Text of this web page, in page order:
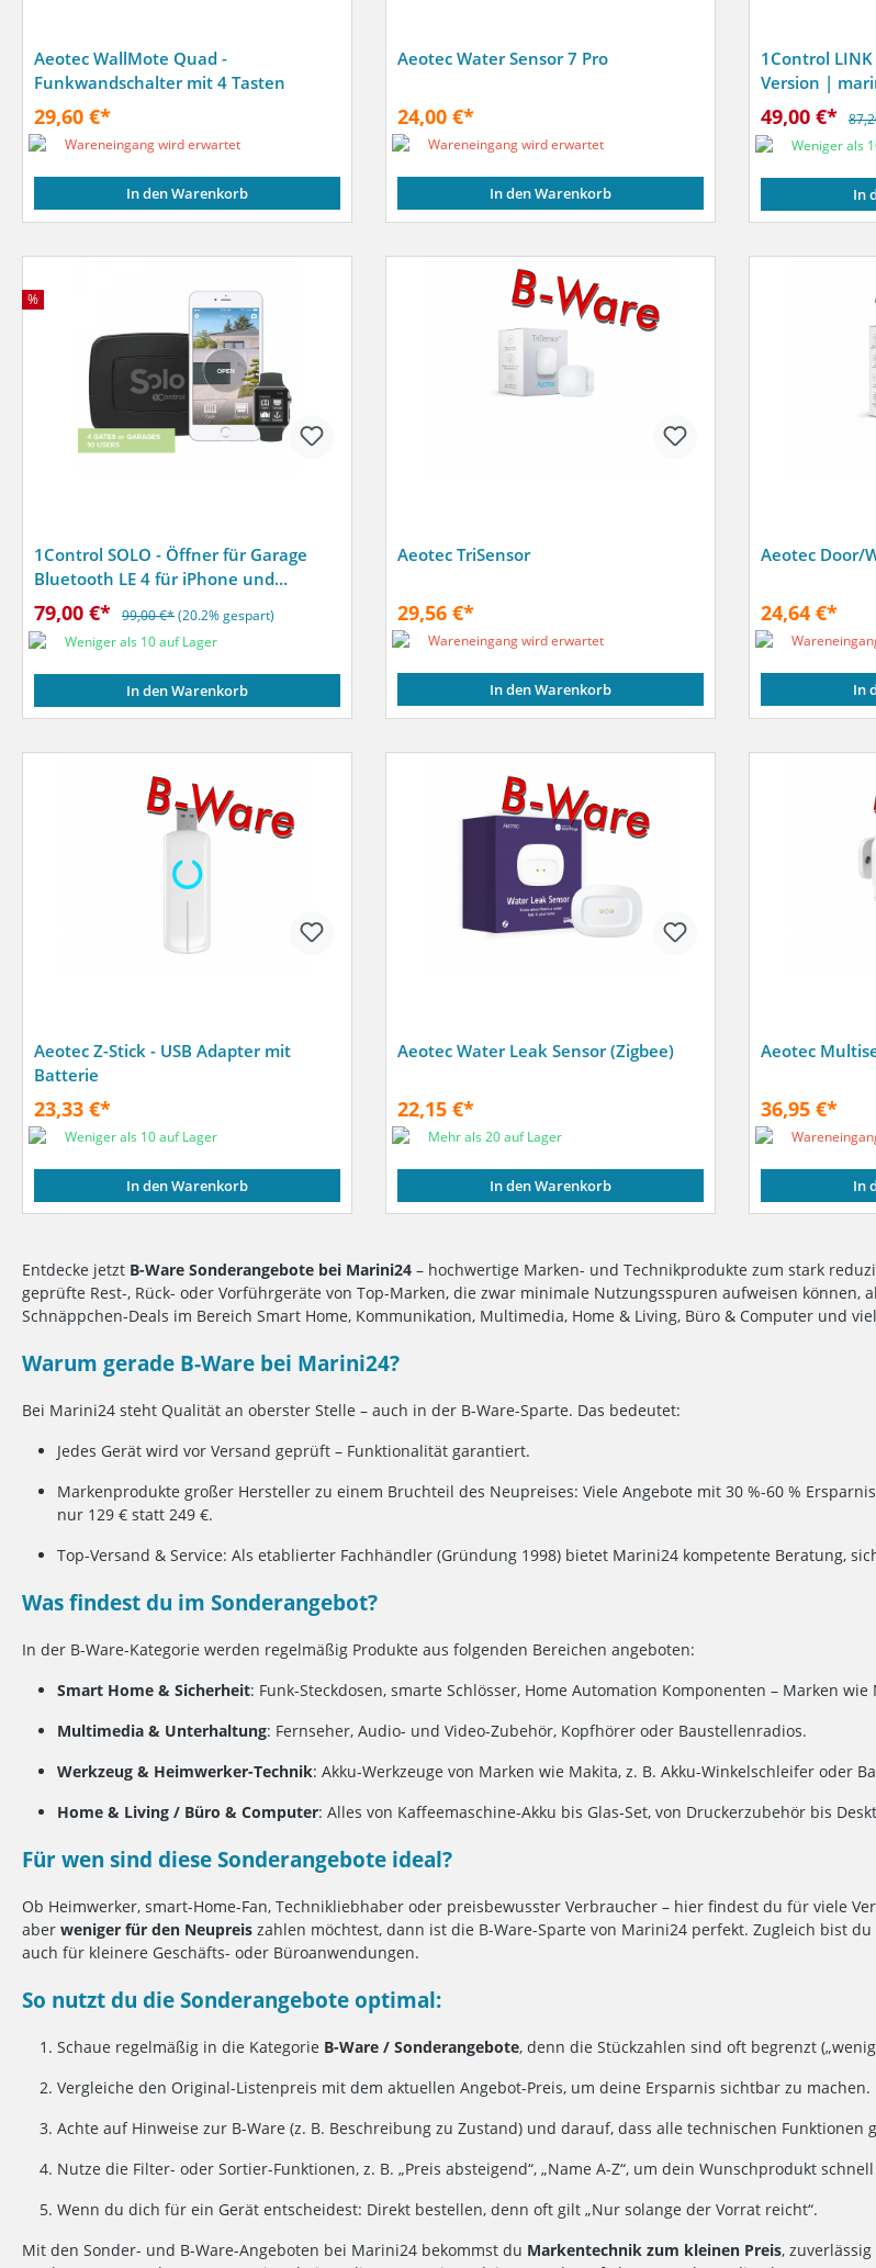
Aeotec WallMote Quad -
Funkwandschalter mit 4 Tasten
29,60 €*
Wareneingang wird erwartet
In den Warenkorb
Aeotec Water Sensor 7 Pro
24,00 €*
Wareneingang wird erwartet
In den Warenkorb
1Control
Version |
49,00 €*
Weniger als
In
%
1Control SOLO - Öffner für Garage
Bluetooth LE 4 für iPhone und
Android Smartphone B-Ware
79,00 €* 99,00 €*(20.2% gespart)
Weniger als 10 auf Lager
In den Warenkorb
Aeotec TriSensor
29,56 €*
Wareneingang wird erwartet
In den Warenkorb
Aeotec Door/
24,64 €*
In
Aeotec Z-Stick - USB Adapter mit
Batterie
23,33 €*
Weniger als 10 auf Lager
In den Warenkorb
Aeotec Water Leak Sensor (Zigbee)
22,15 €*
Mehr als 20 auf Lager
In den Warenkorb
Aeotec
36,95 €*
In
Entdecke jetzt B-Ware Sonderangebote bei Marini24 – hochwertige Marken- und Technikprodukte zum stark
geprüfte Rest-, Rück- oder Vorführgeräte von Top-Marken, die zwar minimale Nutzungsspuren aufweisen
Schnäppchen-Deals im Bereich Smart Home, Kommunikation, Multimedia, Home & Living, Büro & Computer und
Warum gerade B-Ware bei Marini24?
Bei Marini24 steht Qualität an oberster Stelle – auch in der B-Ware-Sparte. Das bedeutet:
Jedes Gerät wird vor Versand geprüft – Funktionalität garantiert.
Markenprodukte großer Hersteller zu einem Bruchteil des Neupreises: Viele Angebote mit 30 %-60 %
nur 129 € statt 249 €.
Top-Versand & Service: Als etablierter Fachhändler (Gründung 1998) bietet Marini24 kompetente Beratung,
Was findest du im Sonderangebot?
In der B-Ware-Kategorie werden regelmäßig Produkte aus folgenden Bereichen angeboten:
Smart Home & Sicherheit: Funk-Steckdosen, smarte Schlösser, Home Automation Komponenten – Marken wie
Multimedia & Unterhaltung: Fernseher, Audio- und Video-Zubehör, Kopfhörer oder Baustellenradios.
Werkzeug & Heimwerker-Technik: Akku-Werkzeuge von Marken wie Makita, z. B. Akku-Winkelschleifer oder
Home & Living / Büro & Computer: Alles von Kaffeemaschine-Akku bis Glas‐Set, von Druckerzubehör bis
Für wen sind diese Sonderangebote ideal?
Ob Heimwerker, smart-Home-Fan, Technikliebhaber oder preisbewusster Verbraucher – hier findest du für viele
aber weniger für den Neupreis zahlen möchtest, dann ist die B-Ware-Sparte von Marini24 perfekt. Zugleich bist
auch für kleinere Geschäfts- oder Büroanwendungen.
So nutzt du die Sonderangebote optimal:
Schaue regelmäßig in die Kategorie B-Ware / Sonderangebote, denn die Stückzahlen sind oft begrenzt
Vergleiche den Original-Listenpreis mit dem aktuellen Angebot-Preis, um deine Ersparnis sichtbar zu machen.
Achte auf Hinweise zur B-Ware (z. B. Beschreibung zu Zustand) und darauf, dass alle technischen Funktionen
Nutze die Filter- oder Sortier-Funktionen, z. B. „Preis absteigend“, „Name A-Z“, um dein Wunschprodukt
Wenn du dich für ein Gerät entscheidest: Direkt bestellen, denn oft gilt „Nur solange der Vorrat reicht“.
Mit den Sonder- und B-Ware-Angeboten bei Marini24 bekommst du Markentechnik zum kleinen Preis,